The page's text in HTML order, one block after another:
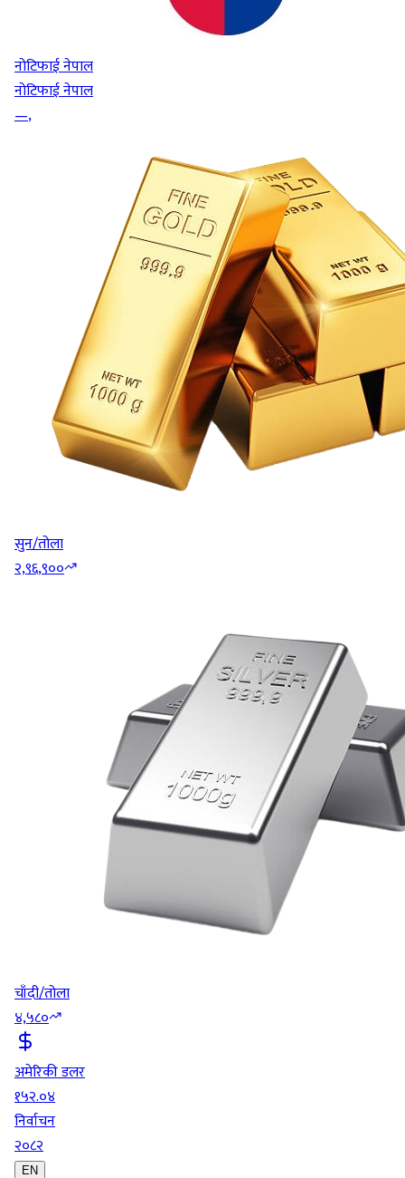
नोटिफाई नेपाल
नोटिफाई नेपाल
—,
सुन/तोला
२,९६,९००
चाँदी/तोला
४,५८०
अमेरिकी डलर
१५२.०४
निर्वाचन
२०८२
EN